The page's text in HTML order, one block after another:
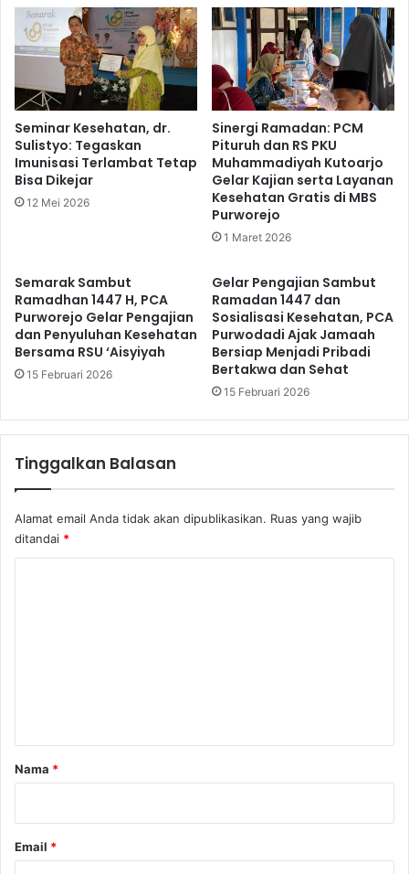
Seminar Kesehatan, dr.
Sulistyo: Tegaskan
Imunisasi Terlambat Tetap
Bisa Dikejar
12 Mei 2026
Sinergi Ramadan: PCM
Pituruh dan RS PKU
Muhammadiyah Kutoarjo
Gelar Kajian serta Layanan
Kesehatan Gratis di MBS
Purworejo
1 Maret 2026
Semarak Sambut
Ramadhan 1447 H, PCA
Purworejo Gelar Pengajian
dan Penyuluhan Kesehatan
Bersama RSU ‘Aisyiyah
15 Februari 2026
Gelar Pengajian Sambut
Ramadan 1447 dan
Sosialisasi Kesehatan, PCA
Purwodadi Ajak Jamaah
Bersiap Menjadi Pribadi
Bertakwa dan Sehat
15 Februari 2026
Tinggalkan Balasan
Alamat email Anda tidak akan dipublikasikan. Ruas yang wajib
ditandai *
rNama *
Email *